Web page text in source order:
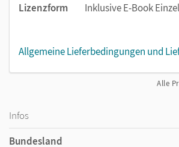
Lizenzform
Inklusive E-Book
Allgemeine Lieferbedingungen und
Alle
Infos
Bundesland